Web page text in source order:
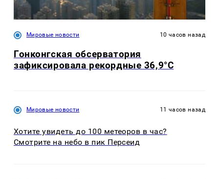
Мировые новости 10 часов назад
Гонконгская обсерватория
зафиксировала рекордные 36,9°C
Мировые новости 11 часов назад
Хотите увидеть до 100 метеоров в час?
Смотрите на небо в пик Персеид